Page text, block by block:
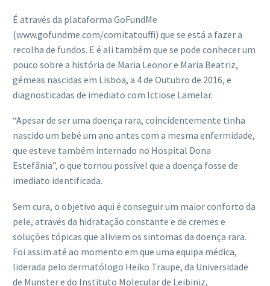
É através da plataforma GoFundMe
(www.gofundme.com/comitatouffi) que se está a fazer a
recolha de fundos. E é ali também que se pode conhecer um
pouco sobre a história de Maria Leonor e Maria Beatriz,
gémeas nascidas em Lisboa, a 4 de Outubro de 2016, e
diagnosticadas de imediato com Ictiose Lamelar.
“Apesar de ser uma doença rara, coincidentemente tinha
nascido um bebé um ano antes com a mesma enfermidade,
que esteve também internado no Hospital Dona
Estefânia”, o que tornou possível que a doença fosse de
imediato identificada.
Sem cura, o objetivo aqui é conseguir um maior conforto da
pele, através da hidratação constante e de cremes e
soluções tópicas que aliviem os sintomas da doença rara.
Foi assim até ao momento em que uma equipa médica,
liderada pelo dermatólogo Heiko Traupe, da Universidade
de Munster e do Instituto Molecular de Leibiniz,